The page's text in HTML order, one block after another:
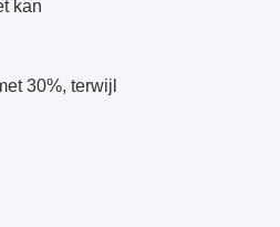
kan
30%, terwijl